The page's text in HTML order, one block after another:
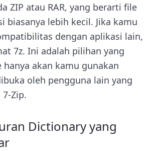
ZIP atau RAR, yang berarti file
biasanya lebih kecil. Jika kamu
dengan aplikasi lain,
7z. Ini adalah pilihan yang
hanya akan kamu gunakan
oleh pengguna lain yang
Zip.
Dictionary yang